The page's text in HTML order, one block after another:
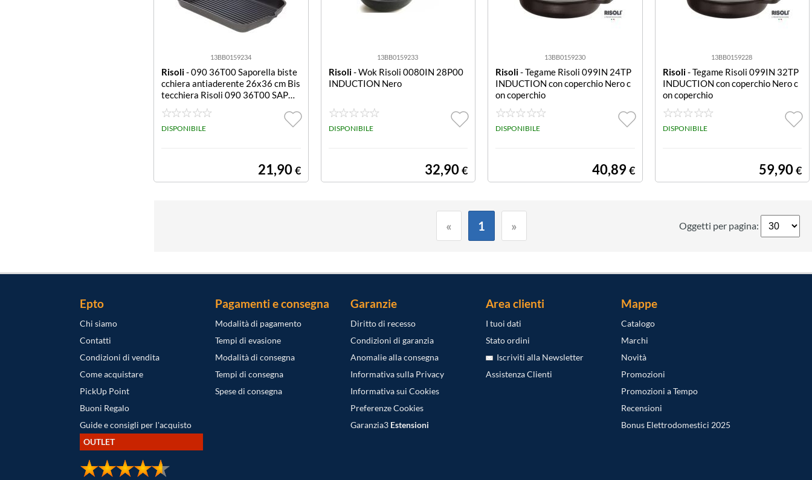
13BB0159234
Risoli- 090 36T00 Saporella biste
cchiera antiaderente 26x36 cm Bis
tecchiera Risoli 090 36T00 SAPO
RELLA Nero
DISPONIBILE
21,90€
13BB0159233
Risoli- Wok Risoli 0080IN 28P00
INDUCTION Nero
DISPONIBILE
32,90€
13BB0159230
Risoli- Tegame Risoli 099IN 24TP
INDUCTION con coperchio Nero c
on coperchio
DISPONIBILE
40,89€
13BB0159228
Risoli- Tegame Risoli 099IN 32TP
INDUCTION con coperchio Nero c
on coperchio
DISPONIBILE
59,90€
« 1 » Oggetti per pagina:
Epto
Chi siamo
Contatti
Condizioni di vendita
Come acquistare
PickUp Point
Buoni Regalo
Guide e consigli per l'acquisto
OUTLET
Pagamenti e consegna
Modalità di pagamento
Tempi di evasione
Modalità di consegna
Tempi di consegna
Spese di consegna
Garanzie
Diritto di recesso
Condizioni di garanzia
Anomalie alla consegna
Informativa sulla Privacy
Informativa sui Cookies
Preferenze Cookies
Garanzia3 Estensioni
Area clienti
I tuoi dati
Stato ordini
Iscriviti alla Newsletter
Assistenza Clienti
Mappe
Catalogo
Marchi
Novità
Promozioni
Promozioni a Tempo
Recensioni
Bonus Elettrodomestici 2025